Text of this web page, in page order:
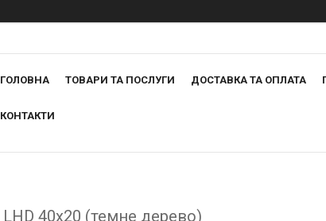
ГОЛОВНА ТОВАРИ ТА ПОСЛУГИ ДОСТАВКА ТА ОПЛАТА
КОНТАКТИ
40х20 (темне дерево)